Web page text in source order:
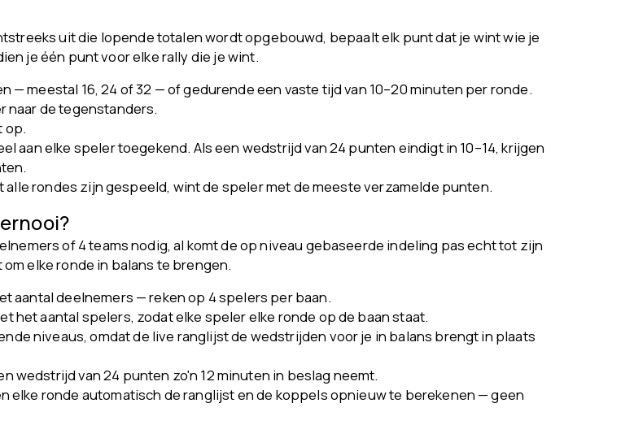
uit die lopende totalen wordt opgebouwd, bepaalt elk punt dat je wint wie je
je één punt voor elke rally die je wint.
meestal 16, 24 of 32 — of gedurende een vaste tijd van 10–20 minuten per ronde.
naar de tegenstanders.
op.
aan elke speler toegekend. Als een wedstrijd van 24 punten eindigt in 10–14, krijgen
rondes zijn gespeeld, wint de speler met de meeste verzamelde punten.
of 4 teams nodig, al komt de op niveau gebaseerde indeling pas echt tot zijn
elke ronde in balans te brengen.
aantal deelnemers — reken op 4 spelers per baan.
het aantal spelers, zodat elke speler elke ronde op de baan staat.
niveaus, omdat de live ranglijst de wedstrijden voor je in balans brengt in plaats
wedstrijd van 24 punten zo'n 12 minuten in beslag neemt.
elke ronde automatisch de ranglijst en de koppels opnieuw te berekenen — geen